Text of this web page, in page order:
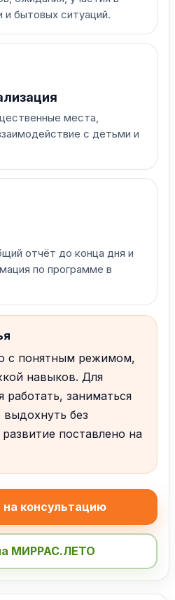
и бытовых ситуаций.
места,
с детьми и
отчёт до конца дня и
по программе в
с понятным режимом,
навыков. Для
заниматься
без
поставлено на
на консультацию
МИРРАС.ЛЕТО